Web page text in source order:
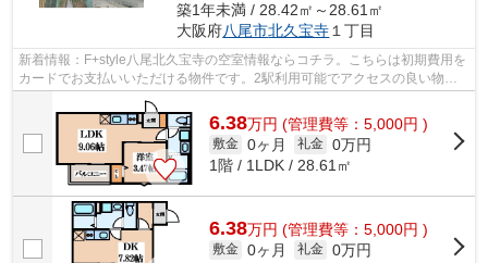
築1年未満 / 28.42㎡～28.61㎡
大阪府八尾市北久宝寺１丁目
新着情報：F+style八尾北久宝寺の空室情報ならコチラ。こちらは初期費用を
カードでお支払いいただける物件です。2駅利用可能でアクセスの良い物件
です。根強いニーズを誇る駅近の物件...
6.38万円 (管理費等：5,000円 )
敷金 0ヶ月 礼金 0万円
1階 / 1LDK / 28.61㎡
6.38万円 (管理費等：5,000円 )
敷金 0ヶ月 礼金 0万円